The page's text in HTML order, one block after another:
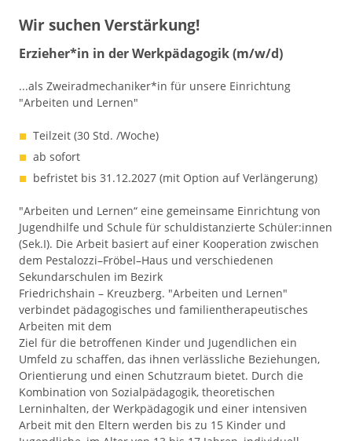
g
t
o
n
Wir suchen Verstärkung!
Erzieher*in in der Werkpädagogik (m/w/d)
...als Zweiradmechaniker*in für unsere Einrichtung
"Arbeiten und Lernen"
Teilzeit (30 Std. /Woche)
ab sofort
befristet bis 31.12.2027 (mit Option auf Verlängerung)
"Arbeiten und Lernen“ eine gemeinsame Einrichtung von
Jugendhilfe und Schule für schuldistanzierte Schüler:innen
(Sek.I). Die Arbeit basiert auf einer Kooperation zwischen
dem Pestalozzi–Fröbel–Haus und verschiedenen
Sekundarschulen im Bezirk
Friedrichshain – Kreuzberg. "Arbeiten und Lernen"
verbindet pädagogisches und familientherapeutisches
Arbeiten mit dem
Ziel für die betroffenen Kinder und Jugendlichen ein
Umfeld zu schaffen, das ihnen verlässliche Beziehungen,
Orientierung und einen Schutzraum bietet. Durch die
Kombination von Sozialpädagogik, theoretischen
Lerninhalten, der Werkpädagogik und einer intensiven
Arbeit mit den Eltern werden bis zu 15 Kinder und